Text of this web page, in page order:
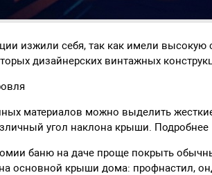
изжили себя, так как имели
дизайнерских винтажных
материалов можно выделить
угол наклона крыши.
баню на даче проще покрыть
на основной крыши дома: профнастил,